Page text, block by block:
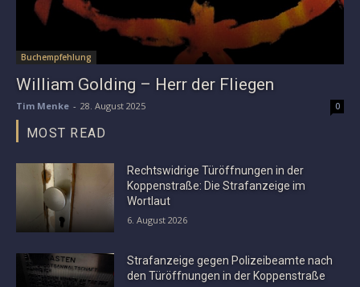
Buchempfehlung
William Golding – Herr der Fliegen
Tim Menke - 28. August 2025 0
MOST READ
Rechtswidrige Türöffnungen in der
Koppenstraße: Die Strafanzeige im
Wortlaut
6. August 2026
Strafanzeige gegen Polizeibeamte nach
den Türöffnungen in der Koppenstraße